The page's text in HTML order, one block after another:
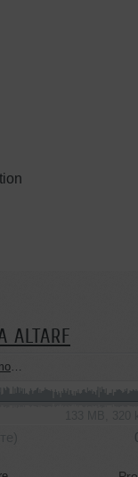
ALTARF